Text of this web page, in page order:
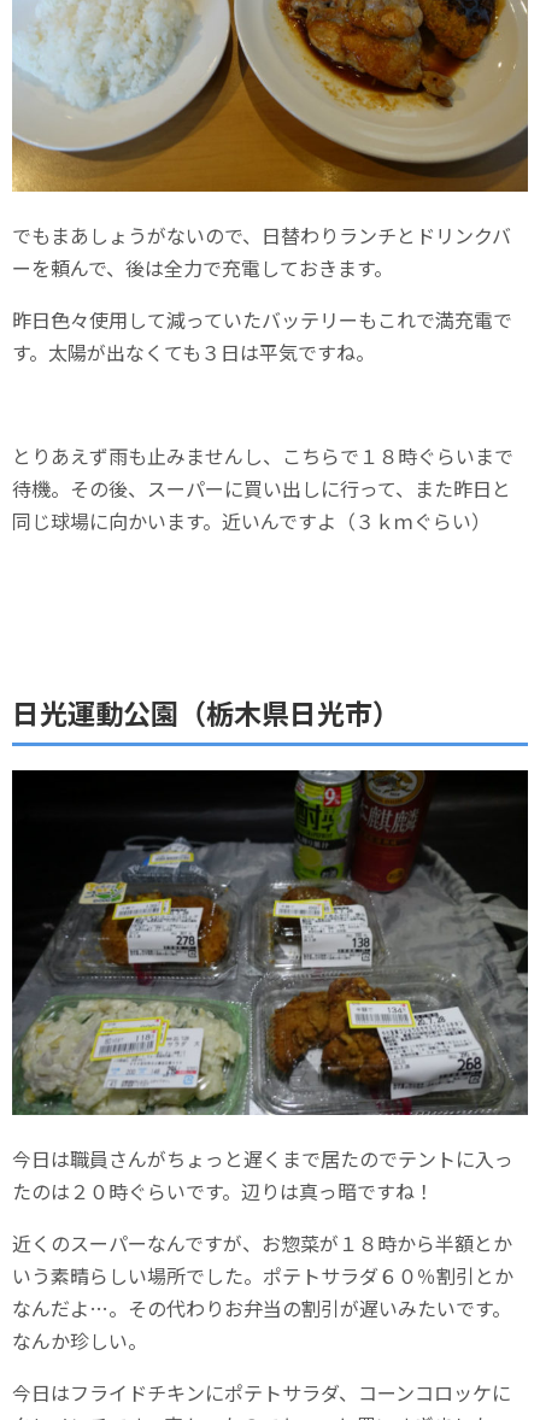
でもまあしょうがないので、日替わりランチとドリンクバ
ーを頼んで、後は全力で充電しておきます。
昨日色々使用して減っていたバッテリーもこれで満充電で
す。太陽が出なくても３日は平気ですね。
とりあえず雨も止みませんし、こちらで１８時ぐらいまで
待機。その後、スーパーに買い出しに行って、また昨日と
同じ球場に向かいます。近いんですよ（３ｋｍぐらい）
日光運動公園（栃木県日光市）
今日は職員さんがちょっと遅くまで居たのでテントに入っ
たのは２０時ぐらいです。辺りは真っ暗ですね！
近くのスーパーなんですが、お惣菜が１８時から半額とか
いう素晴らしい場所でした。ポテトサラダ６０％割引とか
なんだよ…。その代わりお弁当の割引が遅いみたいです。
なんか珍しい。
今日はフライドチキンにポテトサラダ、コーンコロッケに